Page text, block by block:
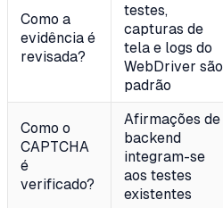
Como a
evidência é
revisada?
testes,
capturas de
tela e logs do
WebDriver são
padrão
Como o
CAPTCHA
é
verificado?
Afirmações de
backend
integram-se
aos testes
existentes